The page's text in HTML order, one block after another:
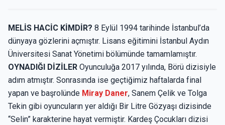
MELİS HACİC KİMDİR? 8 Eylül 1994 tarihinde İstanbul’da
dünyaya gözlerini açmıştır. Lisans eğitimini İstanbul Aydın
Üniversitesi Sanat Yönetimi bölümünde tamamlamıştır.
OYNADIĞI DİZİLER Oyunculuğa 2017 yılında, Börü dizisiyle
adım atmıştır. Sonrasında ise geçtiğimiz haftalarda final
yapan ve başrolünde Miray Daner, Sanem Çelik ve Tolga
Tekin gibi oyuncuların yer aldığı Bir Litre Gözyaşı dizisinde
“Selin” karakterine hayat vermiştir. Kardeş Çocukları dizisi